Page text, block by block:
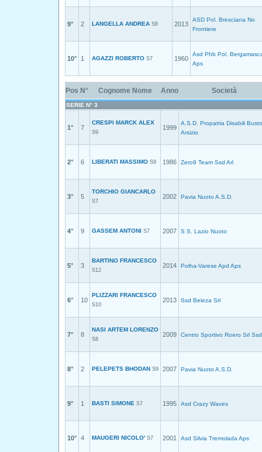
9° 2 LANGELLA ANDREA S8 2013
ASD Pol. Bresciana No
Frontiere
10° 1 AGAZZI ROBERTO S7 1960
Asd Phb Pol.
Aps
Pos N° Cognome Nome Anno Società
SERIE N° 3
1° 7
CRESPI MARCK ALEX
S9
1999
A.S.D. Propatria Disabili Busto
Arsizio
2° 6 LIBERATI MASSIMO S9 1986 Zero9 Team Ssd Arl
3° 5
TORCHIO GIANCARLO
S7
2002 Pavia Nuoto A.S.D.
4° 9 GASSEM ANTONI S7 2007 S S. Lazio Nuoto
5° 3
BARTINO FRANCESCO
S12
2014 Polha-Varese Apd Aps
6° 10
PLIZZARI FRANCESCO
S10
2013 Ssd Beleza Srl
7° 8
NASI ARTEM LORENZO
S8
2009 Centro Sportivo Roero Srl Ssd
8° 2 PELEPETS BHODAN S9 2007 Pavia Nuoto A.S.D.
9° 1 BASTI SIMONE S7 1995 Asd Crazy Waves
10° 4 MAUGERI NICOLO' S7 2001 Asd Silvia Tremolada Aps